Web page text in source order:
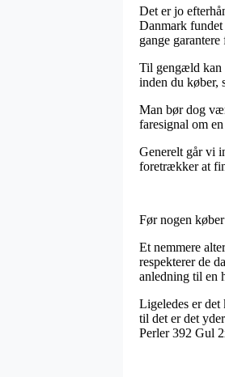
Det er jo
Danmark
gange
Til gengæld kan
inden du køber,
Man bør dog
faresignal om
Generelt går vi
foretrækker at
Før nogen
Et nemmere
respekterer de
anledning til en
Ligeledes er
til det er det
Perler 392 Gul